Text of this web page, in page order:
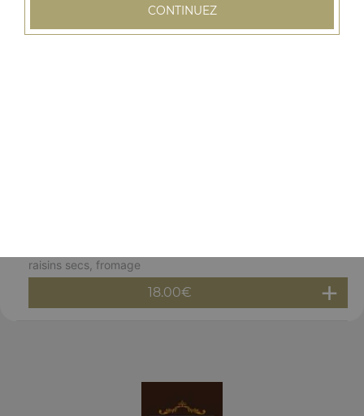
Gambas décortiquées marinées longuement dans un
bouquet d'épices, cuites au four avec sauce au curry
raisins secs, fromage
18.00€
CONTINUEZ